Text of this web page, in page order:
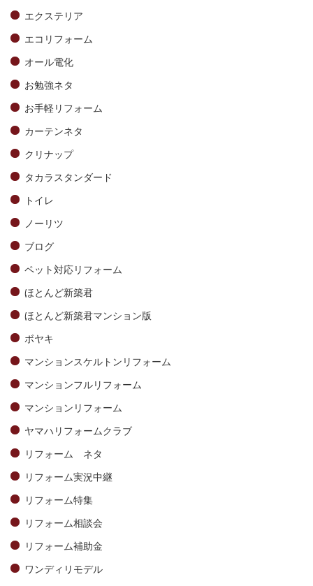
エクステリア
エコリフォーム
オール電化
お勉強ネタ
お手軽リフォーム
カーテンネタ
クリナップ
タカラスタンダード
トイレ
ノーリツ
ブログ
ペット対応リフォーム
ほとんど新築君
ほとんど新築君マンション版
ボヤキ
マンションスケルトンリフォーム
マンションフルリフォーム
マンションリフォーム
ヤマハリフォームクラブ
リフォーム ネタ
リフォーム実況中継
リフォーム特集
リフォーム相談会
リフォーム補助金
ワンディリモデル